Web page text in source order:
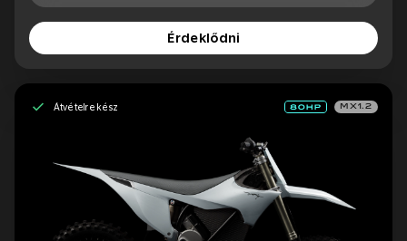
Érdeklődni
Átvételre kész MX1.2